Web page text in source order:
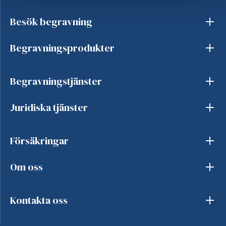
Besök begravning
Begravningsprodukter
Begravningstjänster
Juridiska tjänster
Försäkringar
Om oss
Kontakta oss